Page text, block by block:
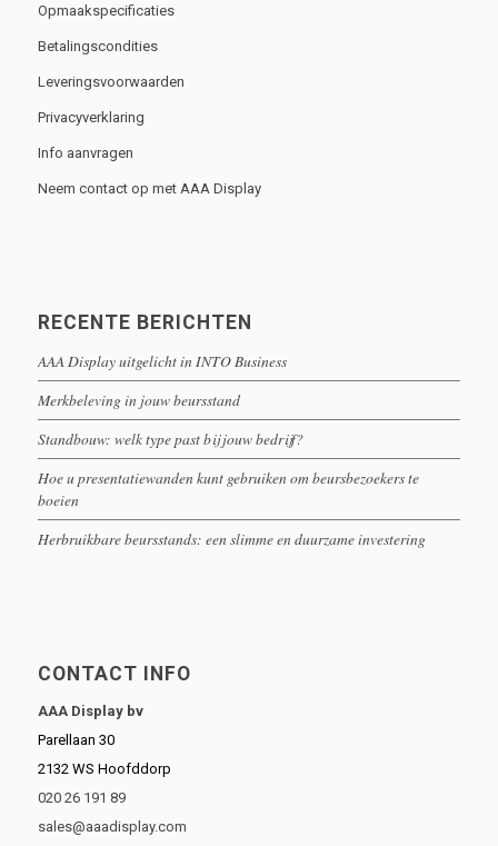
Opmaakspecificaties
Betalingscondities
Leveringsvoorwaarden
Privacyverklaring
Info aanvragen
Neem contact op met AAA Display
RECENTE BERICHTEN
AAA Display uitgelicht in INTO Business
Merkbeleving in jouw beursstand
Standbouw: welk type past bij jouw bedrijf?
Hoe u presentatiewanden kunt gebruiken om beursbezoekers te
boeien
Herbruikbare beursstands: een slimme en duurzame investering
CONTACT INFO
AAA Display bv
Parellaan 30
2132 WS Hoofddorp
020 26 191 89
sales@aaadisplay.com